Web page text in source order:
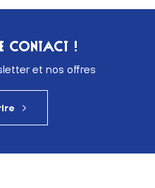
CONTACT !
et nos offres